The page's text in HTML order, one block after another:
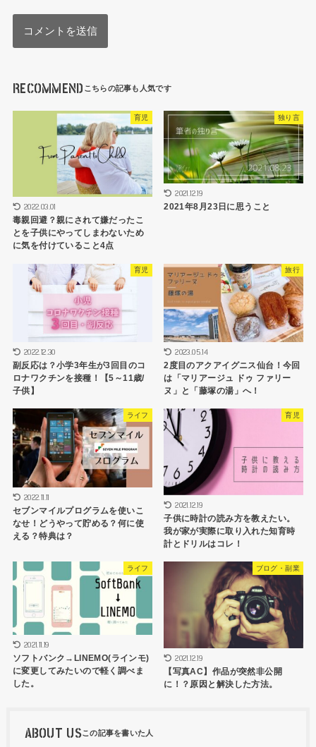
RECOMMEND
育児
2022.03.01
毒親回避？親にされて嫌だったこ
とを子供にやってしまわないため
に気を付けていること4点
独り言
2021.12.19
2021年8月23日に思うこと
育児
2022.12.30
副反応は？小学3年生が3回目のコ
ロナワクチンを接種！【5～11歳/
子供】
旅行
2023.05.14
2度目のアクアイグニス仙台！今回
は「マリアージュ ドゥ ファリー
ヌ」と「藤塚の湯」へ！
ライフ
2022.11.11
セブンマイルプログラムを使いこ
なせ！どうやって貯める？何に使
える？特典は？
育児
2021.12.19
子供に時計の読み方を教えたい。
我が家が実際に取り入れた知育時
計とドリルはコレ！
ライフ
2021.11.19
ソフトバンク→LINEMO(ラインモ)
に変更してみたいので軽く調べま
した。
ブログ・副業
2021.12.19
【写真AC】作品が突然非公開
に！？原因と解決した方法。
ABOUT US